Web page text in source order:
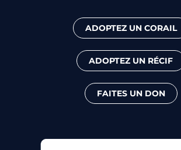
ADOPTEZ UN CORAIL
ADOPTEZ UN RÉCIF
FAITES UN DON